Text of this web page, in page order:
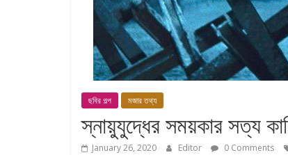
ছবির গল্প মজার তথ্য
স্নায়ুযুদ্ধের সময়কার সত্য
January 26, 2020 Editor 0 Comments